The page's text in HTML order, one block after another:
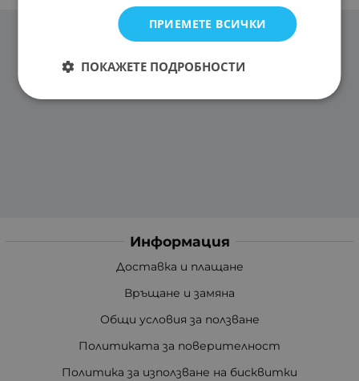
Информация
Доставка и плащане
Връщане и замяна
Общи условия за ползване
Политиката за поверителност
Политика за използване на бисквитки
ПРИЕМЕТЕ ВСИЧКИ
ПОКАЖЕТЕ ПОДРОБНОСТИ